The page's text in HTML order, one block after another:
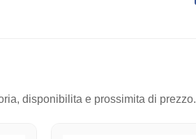
disponibilita e prossimita di prezzo.